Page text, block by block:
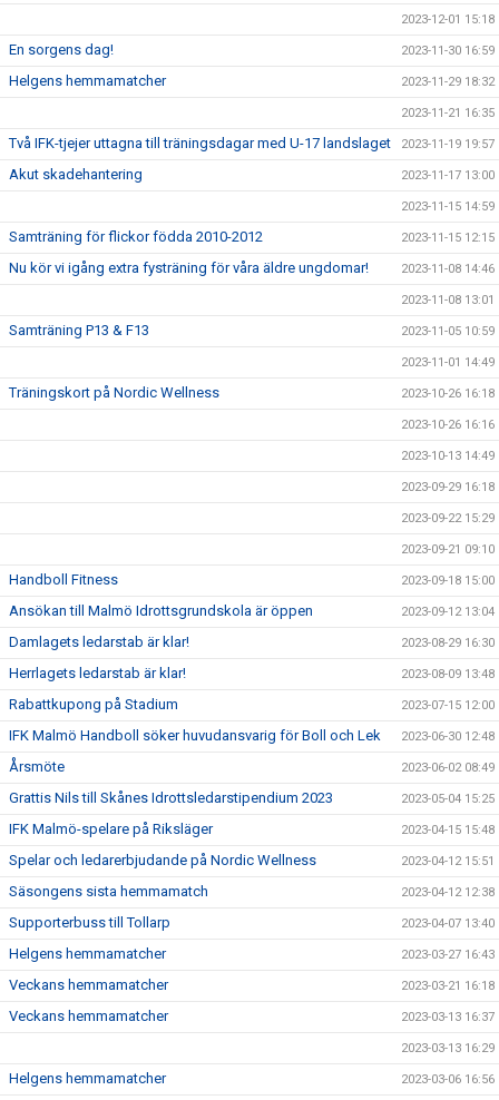
2023-12-01 15:18
En sorgens dag! 2023-11-30 16:59
Helgens hemmamatcher 2023-11-29 18:32
2023-11-21 16:35
Två IFK-tjejer uttagna till träningsdagar med U-17 landslaget 2023-11-19 19:57
Akut skadehantering 2023-11-17 13:00
2023-11-15 14:59
Samträning för flickor födda 2010-2012 2023-11-15 12:15
Nu kör vi igång extra fysträning för våra äldre ungdomar! 2023-11-08 14:46
2023-11-08 13:01
Samträning P13 & F13 2023-11-05 10:59
2023-11-01 14:49
Träningskort på Nordic Wellness 2023-10-26 16:18
2023-10-26 16:16
2023-10-13 14:49
2023-09-29 16:18
2023-09-22 15:29
2023-09-21 09:10
Handboll Fitness 2023-09-18 15:00
Ansökan till Malmö Idrottsgrundskola är öppen 2023-09-12 13:04
Damlagets ledarstab är klar! 2023-08-29 16:30
Herrlagets ledarstab är klar! 2023-08-09 13:48
Rabattkupong på Stadium 2023-07-15 12:00
IFK Malmö Handboll söker huvudansvarig för Boll och Lek 2023-06-30 12:48
Årsmöte 2023-06-02 08:49
Grattis Nils till Skånes Idrottsledarstipendium 2023 2023-05-04 15:25
IFK Malmö-spelare på Riksläger 2023-04-15 15:48
Spelar och ledarerbjudande på Nordic Wellness 2023-04-12 15:51
Säsongens sista hemmamatch 2023-04-12 12:38
Supporterbuss till Tollarp 2023-04-07 13:40
Helgens hemmamatcher 2023-03-27 16:43
Veckans hemmamatcher 2023-03-21 16:18
Veckans hemmamatcher 2023-03-13 16:37
2023-03-13 16:29
Helgens hemmamatcher 2023-03-06 16:56